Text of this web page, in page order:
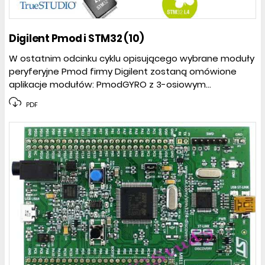
Digilent Pmod i STM32 (10)
W ostatnim odcinku cyklu opisującego wybrane moduły
peryferyjne Pmod firmy Digilent zostaną omówione
aplikacje modułów: PmodGYRO z 3-osiowym...
PDF